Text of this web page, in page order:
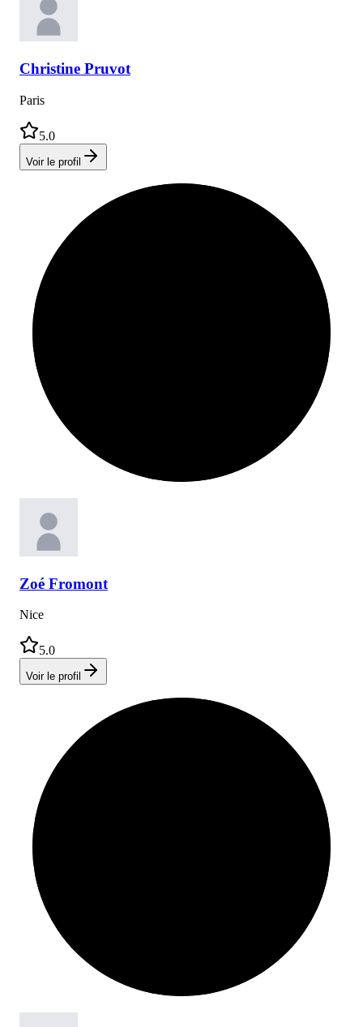
Christine Pruvot
Paris
5.0
Voir le profil
Zoé Fromont
Nice
5.0
Voir le profil